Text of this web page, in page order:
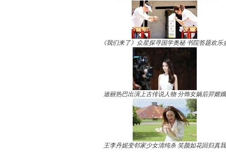
《我们来了》众星探寻国学奥秘 书院答题欢乐
迪丽热巴出演上古传说人物 分饰女娲后羿嫦娥
王李丹妮变邻家少女清纯杀 笑颜如花回归真我